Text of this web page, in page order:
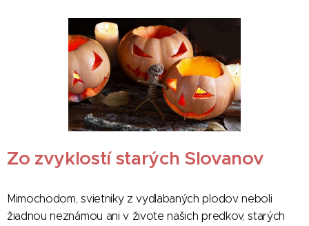
Zo zvyklostí starých Slovanov
Mimochodom, svietniky z vydlabaných plodov neboli
žiadnou neznámou ani v živote našich predkov, starých